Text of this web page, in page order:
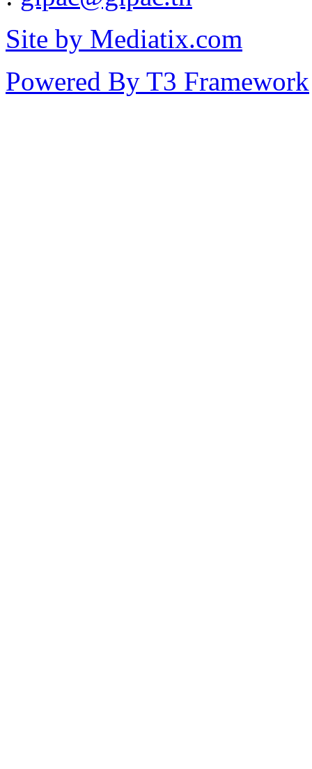
Site by Mediatix.com
Powered By T3 Framework